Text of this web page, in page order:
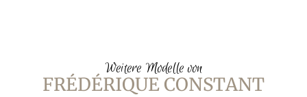
Weitere Modelle von
FRÉDÉRIQUE CONSTANT